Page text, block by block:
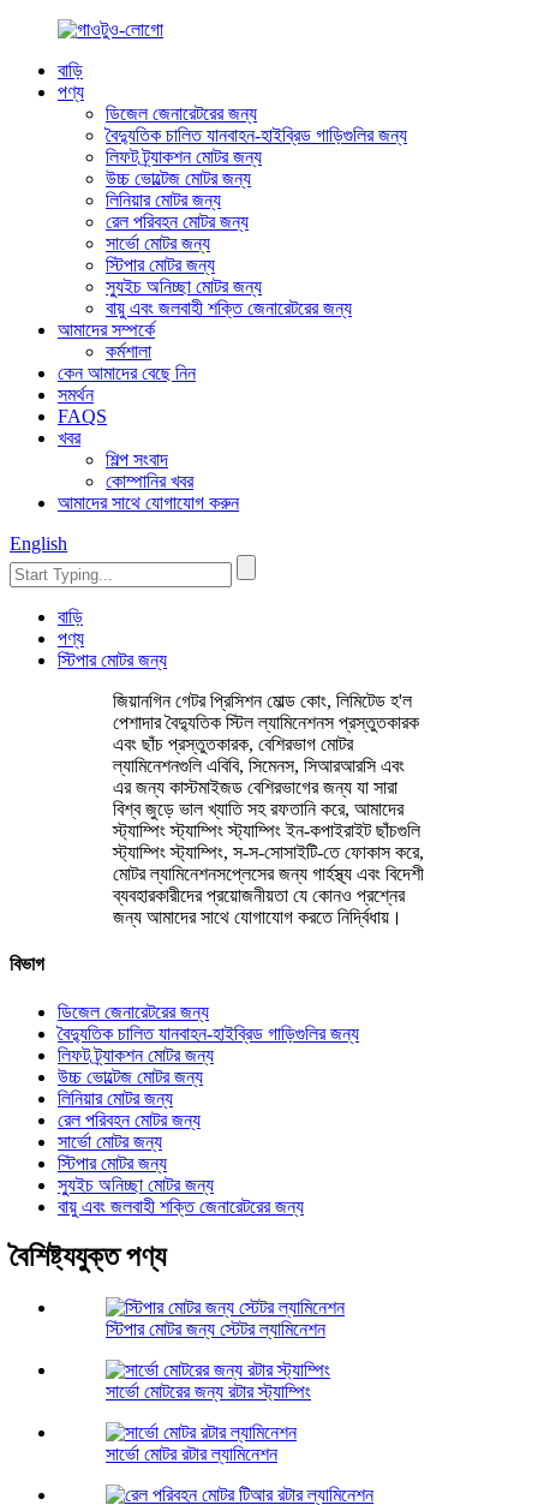
বাড়ি
পণ্য
ডিজেল জেনারেটরের জন্য
বৈদ্যুতিক চালিত যানবাহন-হাইব্রিড গাড়িগুলির জন্য
লিফট ট্র্যাকশন মোটর জন্য
উচ্চ ভোল্টেজ মোটর জন্য
লিনিয়ার মোটর জন্য
রেল পরিবহন মোটর জন্য
সার্ভো মোটর জন্য
স্টিপার মোটর জন্য
স্যুইচ অনিচ্ছা মোটর জন্য
বায়ু এবং জলবাহী শক্তি জেনারেটরের জন্য
আমাদের সম্পর্কে
কর্মশালা
কেন আমাদের বেছে নিন
সমর্থন
FAQS
খবর
শিল্প সংবাদ
কোম্পানির খবর
আমাদের সাথে যোগাযোগ করুন
English
বাড়ি
পণ্য
স্টিপার মোটর জন্য
জিয়ানগিন গেটর প্রিসিশন মোল্ড কোং, লিমিটেড হ'ল
পেশাদার বৈদ্যুতিক স্টিল ল্যামিনেশনস প্রস্তুতকারক
এবং ছাঁচ প্রস্তুতকারক, বেশিরভাগ মোটর
ল্যামিনেশনগুলি এবিবি, সিমেনস, সিআরআরসি এবং
এর জন্য কাস্টমাইজড বেশিরভাগের জন্য যা সারা
বিশ্ব জুড়ে ভাল খ্যাতি সহ রফতানি করে, আমাদের
স্ট্যাম্পিং স্ট্যাম্পিং স্ট্যাম্পিং ইন-কপাইরাইট ছাঁচগুলি
স্ট্যাম্পিং স্ট্যাম্পিং, স-স-সোসাইটি-তে ফোকাস করে,
মোটর ল্যামিনেশনসপ্লেসের জন্য গার্হস্থ্য এবং বিদেশী
ব্যবহারকারীদের প্রয়োজনীয়তা যে কোনও প্রশ্নের
জন্য আমাদের সাথে যোগাযোগ করতে নির্দ্বিধায়।
বিভাগ
ডিজেল জেনারেটরের জন্য
বৈদ্যুতিক চালিত যানবাহন-হাইব্রিড গাড়িগুলির জন্য
লিফট ট্র্যাকশন মোটর জন্য
উচ্চ ভোল্টেজ মোটর জন্য
লিনিয়ার মোটর জন্য
রেল পরিবহন মোটর জন্য
সার্ভো মোটর জন্য
স্টিপার মোটর জন্য
স্যুইচ অনিচ্ছা মোটর জন্য
বায়ু এবং জলবাহী শক্তি জেনারেটরের জন্য
বৈশিষ্ট্যযুক্ত পণ্য
স্টিপার মোটর জন্য স্টেটর ল্যামিনেশন
সার্ভো মোটরের জন্য রটার স্ট্যাম্পিং
সার্ভো মোটর রটার ল্যামিনেশন